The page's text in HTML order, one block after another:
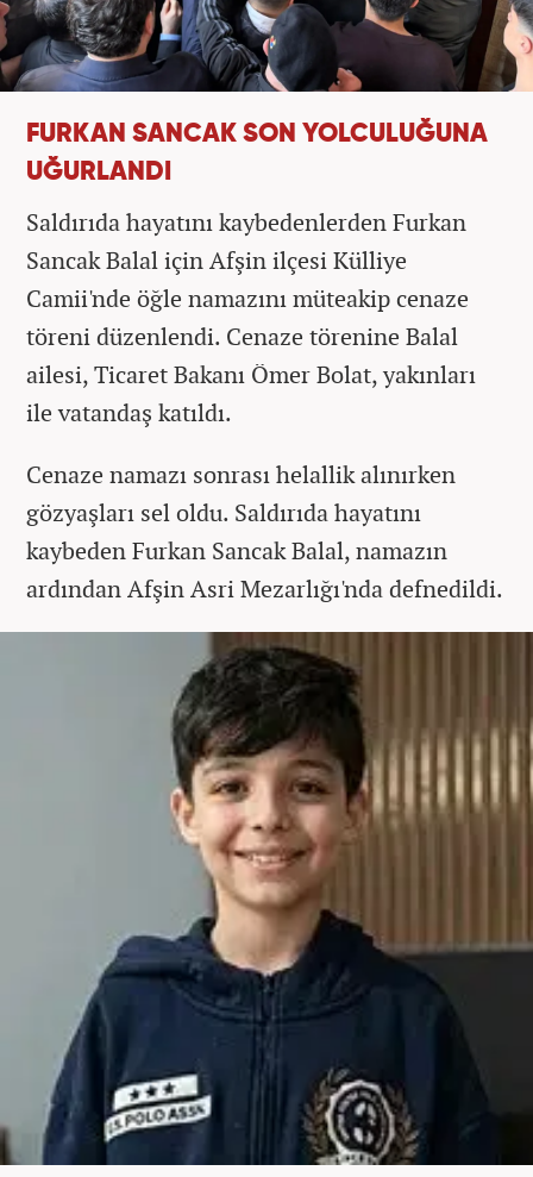
FURKAN SANCAK SON YOLCULUĞUNA
UĞURLANDI
Saldırıda hayatını kaybedenlerden Furkan
Sancak Balal için Afşin ilçesi Külliye
Camii'nde öğle namazını müteakip cenaze
töreni düzenlendi. Cenaze törenine Balal
ailesi, Ticaret Bakanı Ömer Bolat, yakınları
ile vatandaş katıldı.
Cenaze namazı sonrası helallik alınırken
gözyaşları sel oldu. Saldırıda hayatını
kaybeden Furkan Sancak Balal, namazın
ardından Afşin Asri Mezarlığı'nda defnedildi.